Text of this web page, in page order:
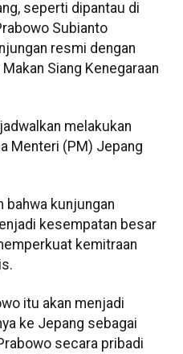
seperti dipantau di
Subianto
resmi dengan
Siang Kenegaraan
melakukan
Menteri (PM) Jepang
bahwa kunjungan
kesempatan besar
kemitraan
itu akan menjadi
ke Jepang sebagai
secara pribadi